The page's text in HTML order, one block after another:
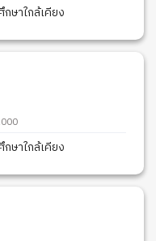
ษาใกล้เคียง
ษาใกล้เคียง